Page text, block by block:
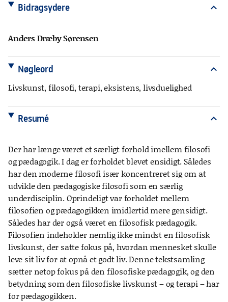
Bidragsydere expand_more
Anders Dræby Sørensen
Nøgleord expand_more
Livskunst, filosofi, terapi, eksistens, livsduelighed
Resumé expand_more
Der har længe været et særligt forhold imellem filosofi
og pædagogik. I dag er forholdet blevet ensidigt. Således
har den moderne filosofi især koncentreret sig om at
udvikle den pædagogiske filosofi som en særlig
underdisciplin. Oprindeligt var forholdet mellem
filosofien og pædagogikken imidlertid mere gensidigt.
Således har der også været en filosofisk pædagogik.
Filosofien indeholder nemlig ikke mindst en filosofisk
livskunst, der satte fokus på, hvordan mennesket skulle
leve sit liv for at opnå et godt liv. Denne tekstsamling
sætter netop fokus på den filosofiske pædagogik, og den
betydning som den filosofiske livskunst – og terapi – har
for pædagogikken.